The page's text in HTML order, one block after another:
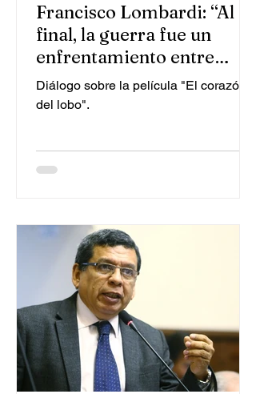
Francisco Lombardi: “Al
final, la guerra fue un
enfrentamiento entre
peruanos”
Diálogo sobre la película "El corazón
del lobo".